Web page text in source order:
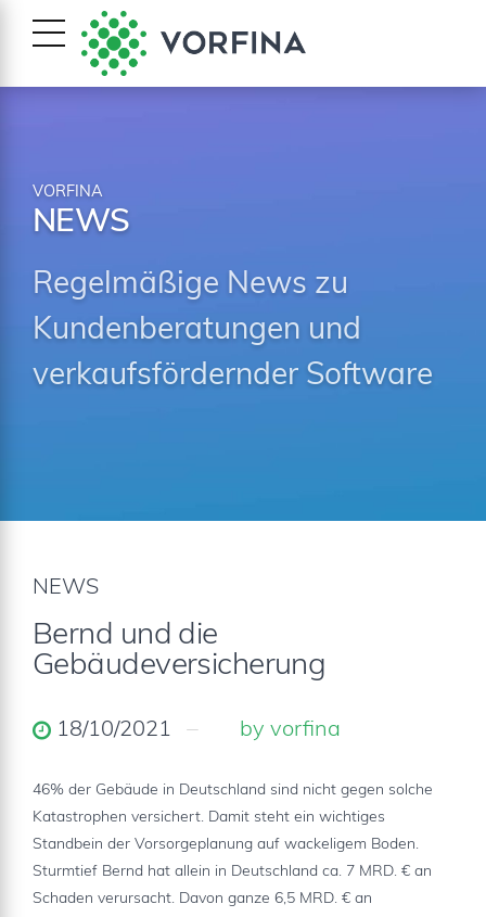
VORFINA
NEWS
Regelmäßige News zu
Kundenberatungen und
verkaufsfördernder Software
NEWS
Bernd und die
Gebäudeversicherung
18/10/2021 by vorfina
46% der Gebäude in Deutschland sind nicht gegen solche
Katastrophen versichert. Damit steht ein wichtiges
Standbein der Vorsorgeplanung auf wackeligem Boden.
Sturmtief Bernd hat allein in Deutschland ca. 7 MRD. € an
Schaden verursacht. Davon ganze 6,5 MRD. € an